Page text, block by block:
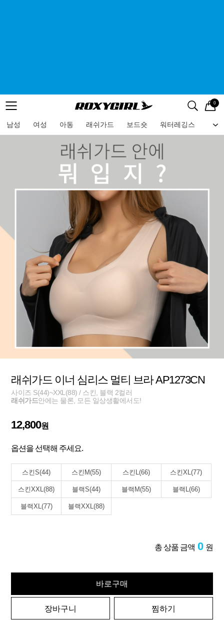
메뉴 검색
로고 0
남성 여성 아동 래쉬가드 보드숏 워터레깅스 비
메뉴
래쉬가드 이너 심리스 멀티 브라 AP1273CN
사이즈 S(44)~XXL(88) / 스킨, 블랙 2컬러
래쉬가드안에는 물론, 모든 일상생활에서도!
12,800원
옵션을 선택해 주세요.
스킨S(44) 스킨M(55) 스킨L(66) 스킨XL(77)
스킨XXL(88) 블랙S(44) 블랙M(55) 블랙L(66)
블랙XL(77) 블랙XXL(88)
총 상품 금액 0 원
바로구매
장바구니 찜하기